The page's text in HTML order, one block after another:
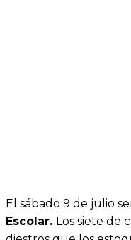
El sábado 9 de julio
Escolar. Los siete de